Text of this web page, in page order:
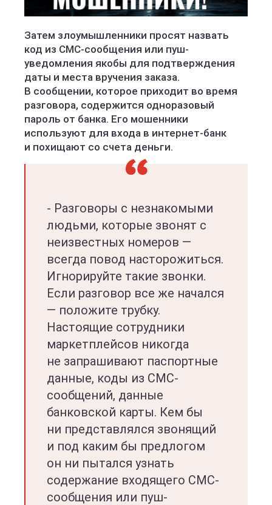
Затем злоумышленники просят назвать
код из СМС-сообщения или пуш-
уведомления якобы для подтверждения
даты и места вручения заказа.
В сообщении, которое приходит во время
разговора, содержится одноразовый
пароль от банка. Его мошенники
используют для входа в интернет-банк
и похищают со счета деньги.
- Разговоры с незнакомыми
людьми, которые звонят с
неизвестных номеров —
всегда повод насторожиться.
Игнорируйте такие звонки.
Если разговор все же начался
— положите трубку.
Настоящие сотрудники
маркетплейсов никогда
не запрашивают паспортные
данные, коды из СМС-
сообщений, данные
банковской карты. Кем бы
ни представлялся звонящий
и под каким бы предлогом
он ни пытался узнать
содержание входящего СМС-
сообщения или пуш-